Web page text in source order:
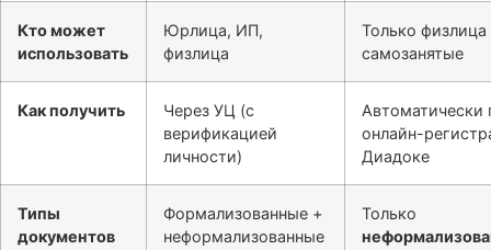
Кто может
использовать
Юрлица, ИП,
физлица
Только физлица
самозанятые
Как получить
Через УЦ (с
верификацией
личности)
Автоматически
онлайн-
Диадоке
Типы
документов
Формализованные +
неформализованные
Только